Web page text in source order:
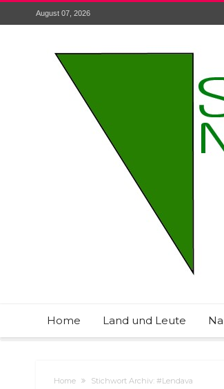
August 07, 2026
Home Land und Leute
Home Stichwort Archiv: #Lendava